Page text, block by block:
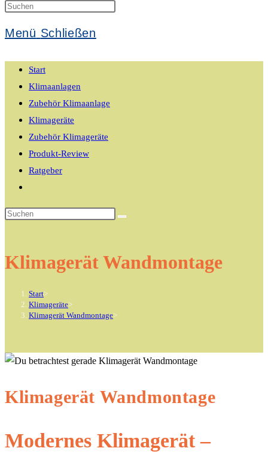
Suche
umschalten
Menü Schließen
Start
Klimaanlagen
Zubehör Klimaanlage
Klimageräte
Zubehör Klimageräte
Produkt-Review
Ratgeber
umschalten
Diese
Klimagerät Wandmontage
Start>
Klimageräte>
Klimagerät Wandmontage>
Klimagerät Wandmontage
Modernes Klimagerät –